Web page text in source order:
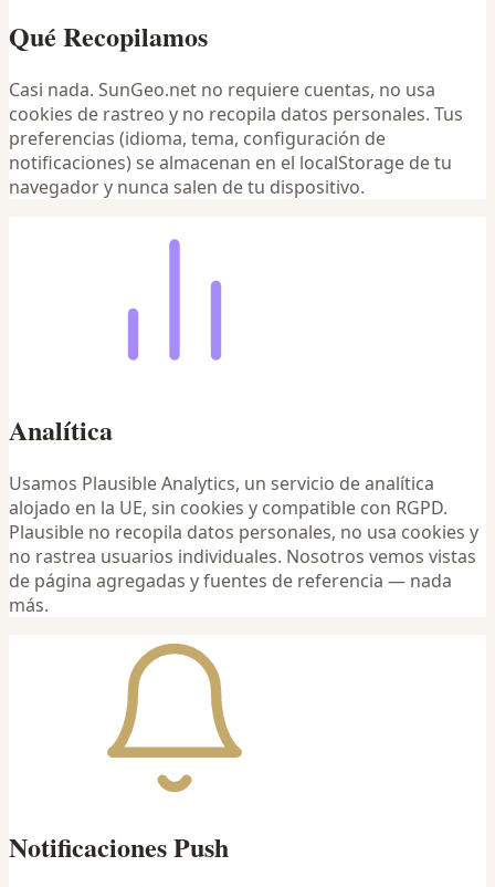
Qué Recopilamos
Casi nada. SunGeo.net no requiere cuentas, no usa
cookies de rastreo y no recopila datos personales. Tus
preferencias (idioma, tema, configuración de
notificaciones) se almacenan en el localStorage de tu
navegador y nunca salen de tu dispositivo.
Analítica
Usamos Plausible Analytics, un servicio de analítica
alojado en la UE, sin cookies y compatible con RGPD.
Plausible no recopila datos personales, no usa cookies y
no rastrea usuarios individuales. Nosotros vemos vistas
de página agregadas y fuentes de referencia — nada
más.
Notificaciones Push